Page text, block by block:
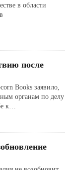
в области
после
Books заявило,
органам по делу
к…